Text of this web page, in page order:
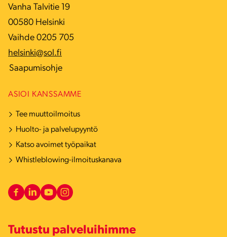
Vanha Talvitie 19
00580 Helsinki
Vaihde 0205 705
helsinki@sol.fi
Saapumisohje
ASIOI KANSSAMME
Tee muuttoilmoitus
Huolto- ja palvelupyyntö
Katso avoimet työpaikat
Whistleblowing-ilmoituskanava
Tutustu palveluihimme